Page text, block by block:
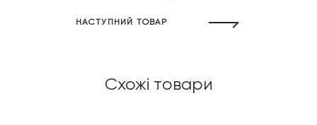
НАСТУПНИЙ ТОВАР
Схожі товари